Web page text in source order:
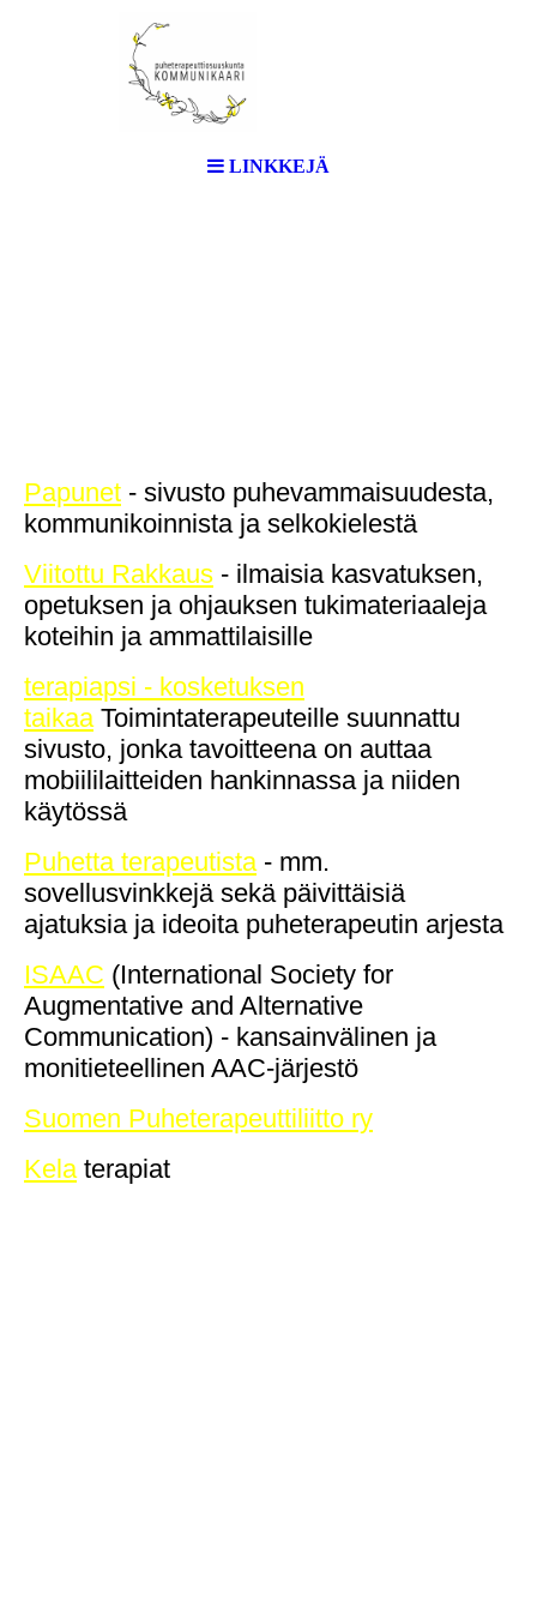
LINKKEJÄ
Papunet - sivusto puhevammaisuudesta,
kommunikoinnista ja selkokielestä
Viitottu Rakkaus - ilmaisia kasvatuksen,
opetuksen ja ohjauksen tukimateriaaleja
koteihin ja ammattilaisille
terapiapsi - kosketuksen
taikaa Toimintaterapeuteille suunnattu
sivusto, jonka tavoitteena on auttaa
mobiililaitteiden hankinnassa ja niiden
käytössä
Puhetta terapeutista - mm.
sovellusvinkkejä sekä päivittäisiä
ajatuksia ja ideoita puheterapeutin arjesta
ISAAC (International Society for
Augmentative and Alternative
Communication) - kansainvälinen ja
monitieteellinen AAC-järjestö
Suomen Puheterapeuttiliitto ry
Kelaterapiat